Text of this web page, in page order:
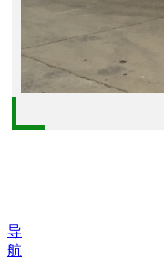
导
航